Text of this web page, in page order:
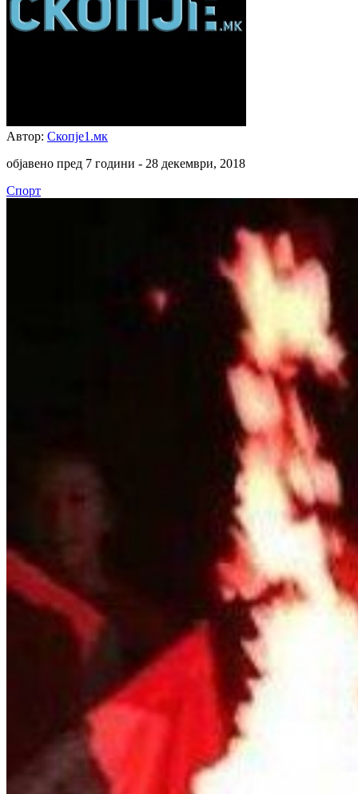
Автор: Скопје1.мк
објавено пред 7 години - 28 декември, 2018
Спорт